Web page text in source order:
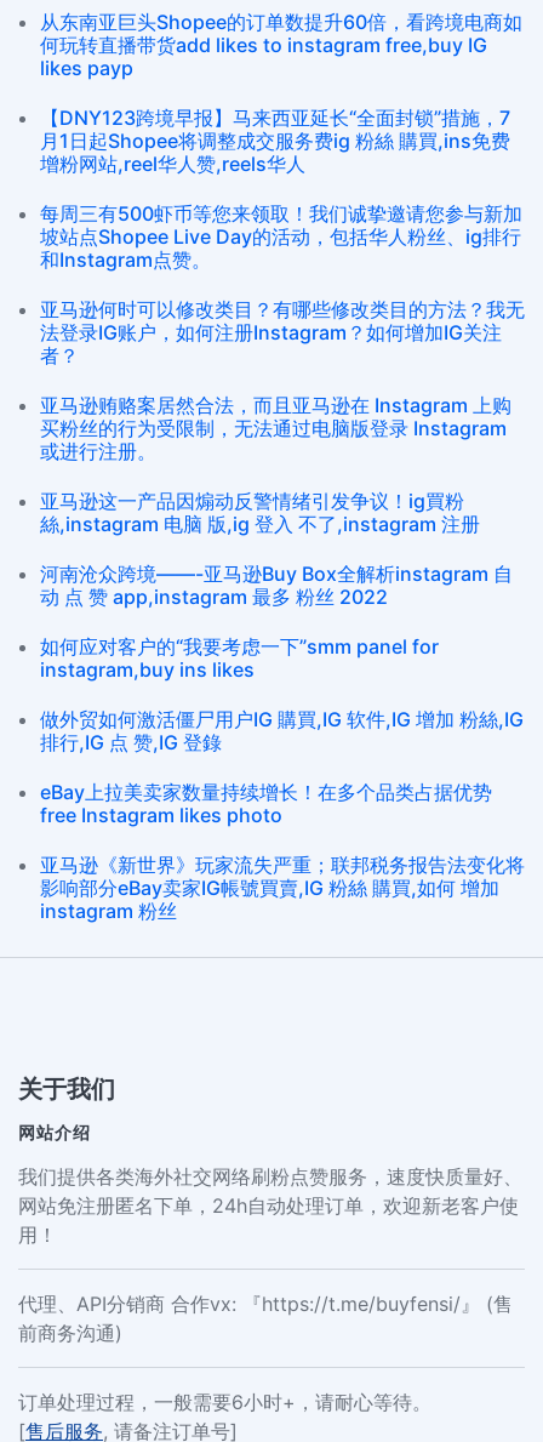
从东南亚巨头Shopee的订单数提升60倍，看跨境电商如
何玩转直播带货add likes to instagram free,buy IG
likes payp
【DNY123跨境早报】马来西亚延长“全面封锁”措施，7
月1日起Shopee将调整成交服务费ig 粉絲 購買,ins免费
增粉网站,reel华人赞,reels华人
每周三有500虾币等您来领取！我们诚挚邀请您参与新加
坡站点Shopee Live Day的活动，包括华人粉丝、ig排行
和Instagram点赞。
亚马逊何时可以修改类目？有哪些修改类目的方法？我无
法登录IG账户，如何注册Instagram？如何增加IG关注
者？
亚马逊贿赂案居然合法，而且亚马逊在 Instagram 上购
买粉丝的行为受限制，无法通过电脑版登录 Instagram
或进行注册。
亚马逊这一产品因煽动反警情绪引发争议！ig買粉
絲,instagram 电脑 版,ig 登入 不了,instagram 注册
河南沧众跨境——-亚马逊Buy Box全解析instagram 自
动 点 赞 app,instagram 最多 粉丝 2022
如何应对客户的“我要考虑一下”smm panel for
instagram,buy ins likes
做外贸如何激活僵尸用户IG 購買,IG 软件,IG 增加 粉絲,IG
排行,IG 点 赞,IG 登錄
eBay上拉美卖家数量持续增长！在多个品类占据优势
free Instagram likes photo
亚马逊《新世界》玩家流失严重；联邦税务报告法变化将
影响部分eBay卖家IG帳號買賣,IG 粉絲 購買,如何 增加
instagram 粉丝
关于我们
网站介绍
我们提供各类海外社交网络刷粉点赞服务，速度快质量好、
网站免注册匿名下单，24h自动处理订单，欢迎新老客户使
用！
代理、API分销商 合作vx: 『https://t.me/buyfensi/』 (售
前商务沟通)
订单处理过程，一般需要6小时+，请耐心等待。
[售后服务, 请备注订单号]